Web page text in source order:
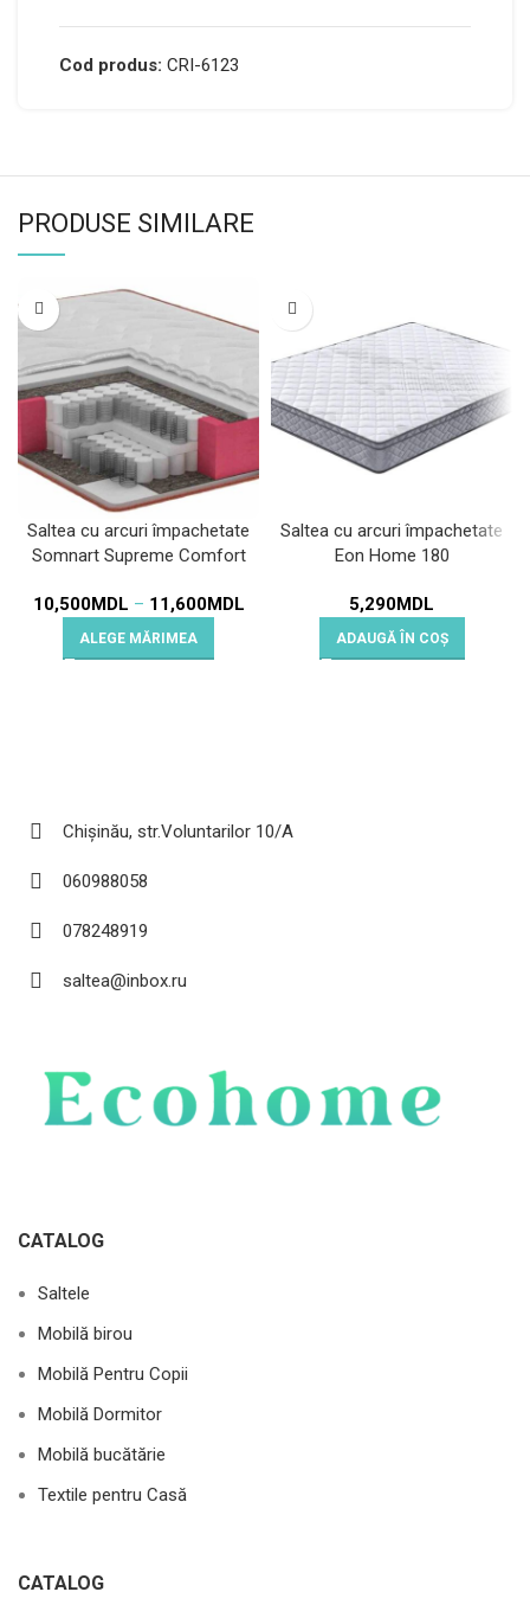
Cod produs: CRI-6123
PRODUSE SIMILARE
Saltea cu arcuri împachetate
Somnart Supreme Comfort
10,500MDL – 11,600MDL
ALEGE MĂRIMEA
Saltea cu arcuri împachetate
Eon Home 180
5,290MDL
ADAUGĂ ÎN COȘ
Chișinău, str.Voluntarilor 10/A
060988058
078248919
saltea@inbox.ru
CATALOG
Saltele
Mobilă birou
Mobilă Pentru Copii
Mobilă Dormitor
Mobilă bucătărie
Textile pentru Casă
CATALOG